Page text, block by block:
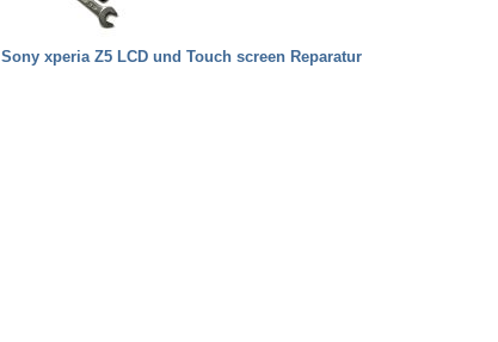
Sony xperia Z5 LCD und Touch screen Reparatur